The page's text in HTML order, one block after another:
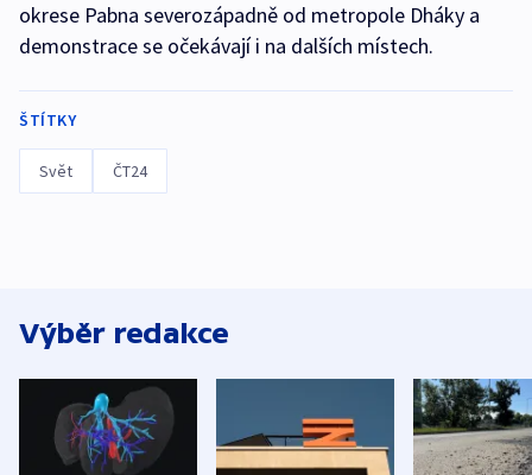
okrese Pabna severozápadně od metropole Dháky a
demonstrace se očekávají i na dalších místech.
ŠTÍTKY
Svět ČT24
Výběr redakce